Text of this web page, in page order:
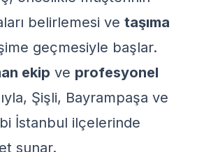
belirlemesi ve taşıma
geçmesiyle başlar.
ekip ve profesyonel
Şişli, Bayrampaşa ve
İstanbul ilçelerinde
sunar.